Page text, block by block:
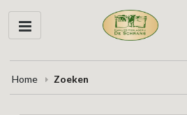
Home Zoeken